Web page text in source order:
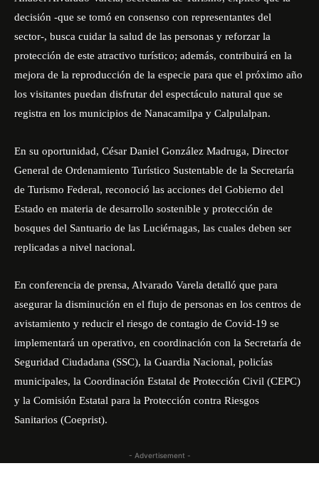
decisión -que se tomó en consenso con representantes del
sector-, busca cuidar la salud de las personas y reforzar la
protección de este atractivo turístico; además, contribuirá en la
mejora de la reproducción de la especie para que el próximo año
los visitantes puedan disfrutar del espectáculo natural que se
registra en los municipios de Nanacamilpa y Calpulalpan.
En su oportunidad, César Daniel González Madruga, Director
General de Ordenamiento Turístico Sustentable de la Secretaría
de Turismo Federal, reconoció las acciones del Gobierno del
Estado en materia de desarrollo sostenible y protección de
bosques del Santuario de las Luciérnagas, las cuales deben ser
replicadas a nivel nacional.
En conferencia de prensa, Alvarado Varela detalló que para
asegurar la disminución en el flujo de personas en los centros de
avistamiento y reducir el riesgo de contagio de Covid-19 se
implementará un operativo, en coordinación con la Secretaría de
Seguridad Ciudadana (SSC), la Guardia Nacional, policías
municipales, la Coordinación Estatal de Protección Civil (CEPC)
y la Comisión Estatal para la Protección contra Riesgos
Sanitarios (Coeprist).
- Advertisement -